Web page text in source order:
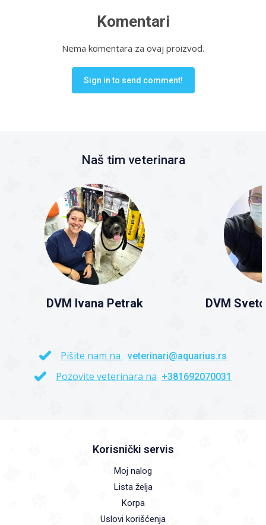
Komentari
Nema komentara za ovaj proizvod.
Sign in to send comment!
Naš tim veterinara
DVM Ivana Petrak DVM
Pišite nam na veterinari@aquarius.rs
Pozovite veterinara na +381692070031
Korisnički servis
Moj nalog
Lista želja
Korpa
Uslovi korišćenja